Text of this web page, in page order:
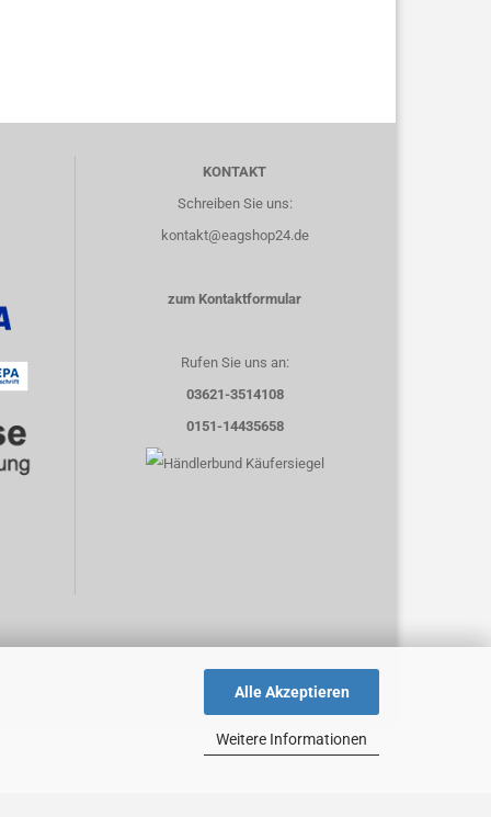
Alle Akzeptieren
Weitere Informationen
KONTAKT
Schreiben Sie uns:
kontakt@eagshop24.de
zum Kontaktformular
Rufen Sie uns an:
03621-3514108
0151-14435658